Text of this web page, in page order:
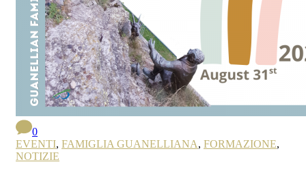
0
EVENTI, FAMIGLIA GUANELLIANA, FORMAZIONE,
NOTIZIE